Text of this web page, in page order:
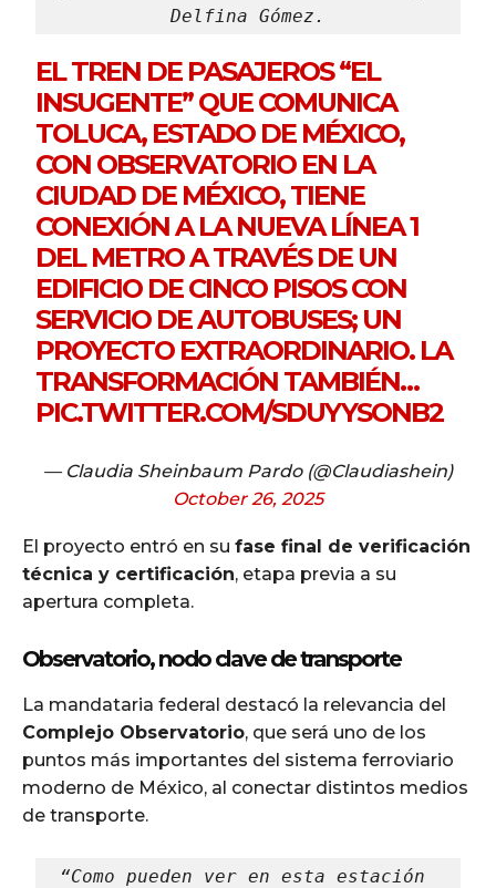
Delfina Gómez.
EL TREN DE PASAJEROS “EL
INSUGENTE” QUE COMUNICA
TOLUCA, ESTADO DE MÉXICO,
CON OBSERVATORIO EN LA
CIUDAD DE MÉXICO, TIENE
CONEXIÓN A LA NUEVA LÍNEA 1
DEL METRO A TRAVÉS DE UN
EDIFICIO DE CINCO PISOS CON
SERVICIO DE AUTOBUSES; UN
PROYECTO EXTRAORDINARIO. LA
TRANSFORMACIÓN TAMBIÉN…
PIC.TWITTER.COM/SDUYYSONB2
— Claudia Sheinbaum Pardo (@Claudiashein)
October 26, 2025
El proyecto entró en su fase final de verificación
técnica y certificación, etapa previa a su
apertura completa.
Observatorio, nodo clave de transporte
La mandataria federal destacó la relevancia del
Complejo Observatorio, que será uno de los
puntos más importantes del sistema ferroviario
moderno de México, al conectar distintos medios
de transporte.
“Como pueden ver en esta estación